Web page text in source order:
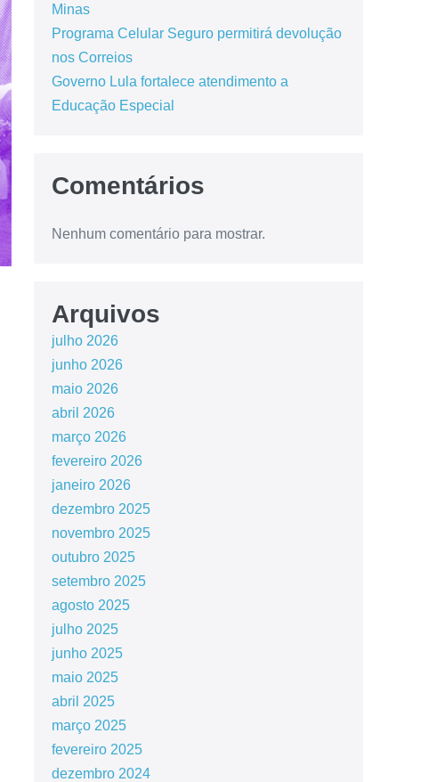
Minas
Programa Celular Seguro permitirá devolução
nos Correios
Governo Lula fortalece atendimento a
Educação Especial
Comentários
Nenhum comentário para mostrar.
Arquivos
julho 2026
junho 2026
maio 2026
abril 2026
março 2026
fevereiro 2026
janeiro 2026
dezembro 2025
novembro 2025
outubro 2025
setembro 2025
agosto 2025
julho 2025
junho 2025
maio 2025
abril 2025
março 2025
fevereiro 2025
dezembro 2024